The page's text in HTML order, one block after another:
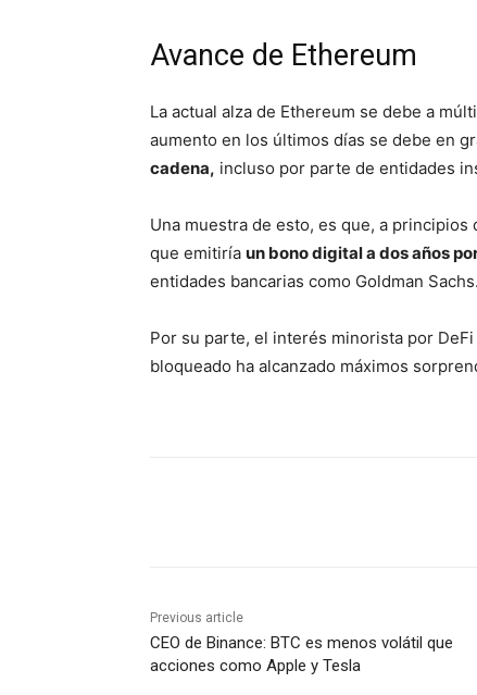
Avance de Ethereum
La actual alza de Ethereum se debe a
aumento en los últimos días se debe en
cadena, incluso por parte de entidades
Una muestra de esto, es que, a
que emitiría un bono digital a dos años
entidades bancarias como Goldman Sachs.
Por su parte, el interés minorista por
bloqueado ha alcanzado máximos
Previous article
CEO de Binance: BTC es menos volátil que
acciones como Apple y Tesla